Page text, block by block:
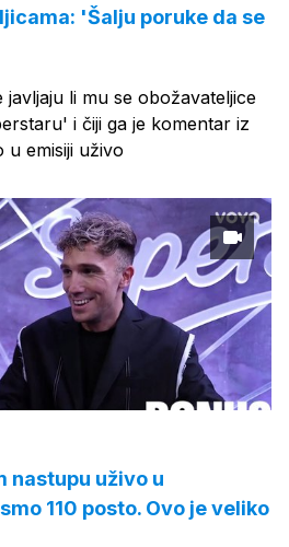
'Šalju poruke da se
javljaju li mu se obožavateljice
i čiji ga je komentar iz
u emisiji uživo
nastupu uživo u
110 posto. Ovo je veliko